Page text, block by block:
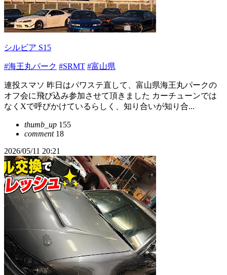
シルビア S15
#海王丸パーク #SRMT #富山県
連投スマソ 昨日はパワステ直して、富山県海王丸パークの
オフ会に飛び込み参加させて頂きました カーチューンでは
なくXで呼びかけているらしく、知り合いが知り合...
thumb_up 155
comment18
2026/05/11 20:21